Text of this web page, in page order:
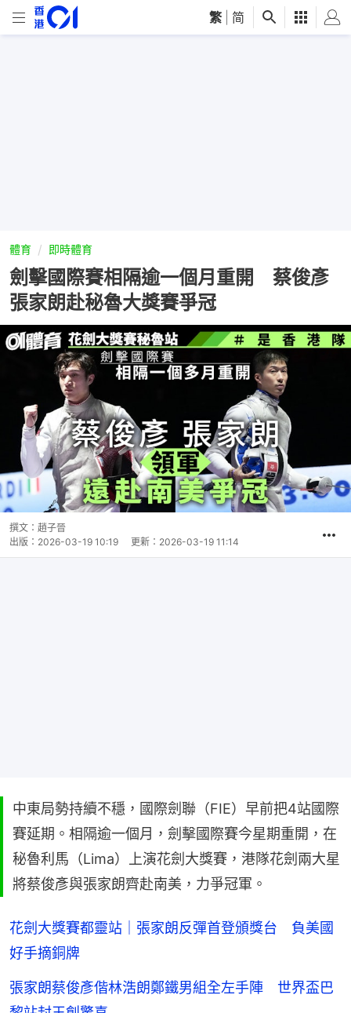
繁 简
體育 即時體育
劍擊國際賽相隔逾一個月重開 蔡俊彥
張家朗赴秘魯大獎賽爭冠
撰文： 趙子晉
出版： 2026-03-19 10:19 更新： 2026-03-19 11:14
中東局勢持續不穩，國際劍聯（FIE）早前把4站國際
賽延期。相隔逾一個月，劍擊國際賽今星期重開，在
秘魯利馬（Lima）上演花劍大獎賽，港隊花劍兩大星
將蔡俊彥與張家朗齊赴南美，力爭冠軍。
花劍大獎賽都靈站｜張家朗反彈首登頒獎台 負美國
好手摘銅牌
張家朗蔡俊彥偕林浩朗鄭鐵男組全左手陣 世界盃巴